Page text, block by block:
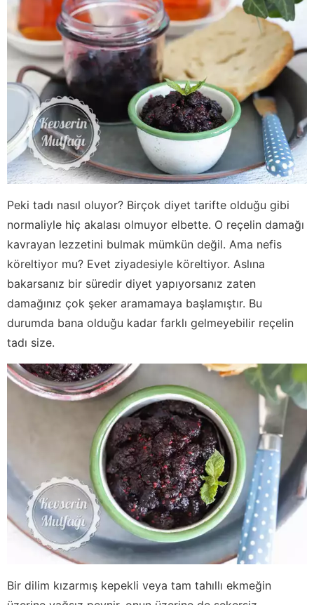
Peki tadı nasıl oluyor? Birçok diyet tarifte olduğu gibi
normaliyle hiç akalası olmuyor elbette. O reçelin damağı
kavrayan lezzetini bulmak mümkün değil. Ama nefis
köreltiyor mu? Evet ziyadesiyle köreltiyor. Aslına
bakarsanız bir süredir diyet yapıyorsanız zaten
damağınız çok şeker aramamaya başlamıştır. Bu
durumda bana olduğu kadar farklı gelmeyebilir reçelin
tadı size.
Bir dilim kızarmış kepekli veya tam tahıllı ekmeğin